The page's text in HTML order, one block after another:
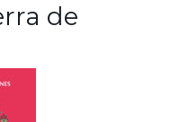
de